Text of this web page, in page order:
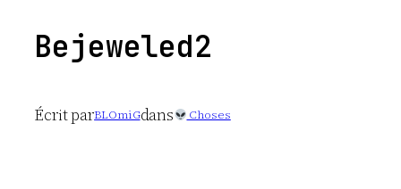
Bejeweled2
Écrit parBLOmiGdans Choses